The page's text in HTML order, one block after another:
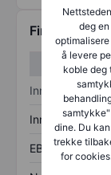
deg
å levere
koble deg
dine. Du
trekke
for
Finansiell
Inntekter
EBITDA